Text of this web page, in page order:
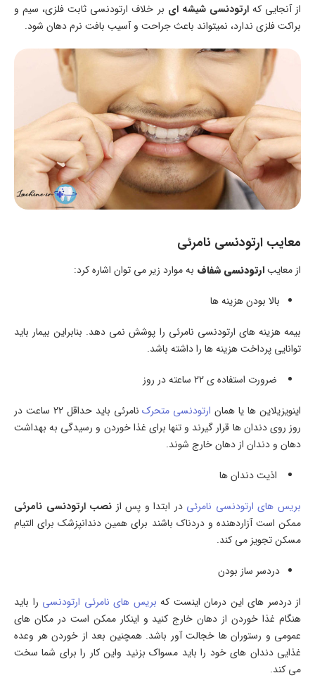
از آنجایی کهارتودنسی شیشه ای بر خلاف ارتودنسی ثابت فلزی، سیم و
براکت فلزی ندارد، نمیتواند باعث جراحت و آسیب بافت نرم دهان شود.
معایب ارتودنسی نامرئی
از معایبارتودنسی شفاف به موارد زیر می توان اشاره کرد:
بالا بودن هزینه ها
بیمه هزینه های ارتودنسی نامرئی را پوشش نمی دهد. بنابراین بیمار باید
توانایی پرداخت هزینه ها را داشته باشد.
ضرورت استفاده ی 22 ساعته در روز
اینویزیلاین ها یا همان ارتودنسی متحرک
نامرئی باید حداقل 22 ساعت در
روز روی دندان ها قرار گیرند و تنها برای غذا خوردن و رسیدگی به بهداشت
دهان و دندان از دهان خارج شوند.
اذیت دندان ها
بریس های ارتودنسی نامرئی در ابتدا و پس از نصب ارتودنسی نامرئی
ممکن است آزاردهنده و دردناک باشند برای همین دندانپزشک برای التیام
مسکن تجویز می کند.
دردسر ساز بودن
از دردسر های این درمان اینست که بریس های نامرئی ارتودنسی را باید
هنگام غذا خوردن از دهان خارج کنید و اینکار ممکن است در مکان های
عمومی و رستوران ها خجالت آور باشد. همچنین بعد از خوردن هر وعده
غذایی دندان های خود را باید مسواک بزنید واین کار را برای شما سخت
می کند.